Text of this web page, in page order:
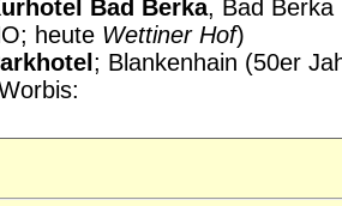
Bad Berka, Bad Berka
heute Wettiner Hof)
; Blankenhain (50er